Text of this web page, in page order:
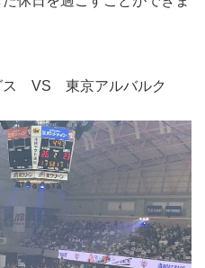
ス VS 東京アルバルク